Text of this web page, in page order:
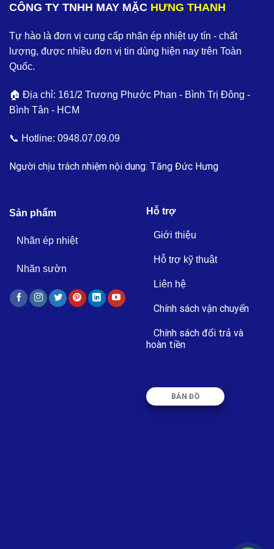
CÔNG TY TNHH MAY MẶC HƯNG THANH
Tự hào là đơn vị cung cấp nhãn ép nhiệt uy tín - chất
lượng, được nhiều đơn vị tin dùng hiện nay trên Toàn
Quốc.
🏠 Địa chỉ: 161/2 Trương Phước Phan - Bình Trị Đông -
Bình Tân - HCM
📞 Hotline: 0948.07.09.09
Người chịu trách nhiệm nội dung: Tăng Đức Hưng
Sản phẩm
Nhãn ép nhiệt
Nhãn sườn
Hỗ trợ
Giới thiệu
Hỗ trợ kỹ thuật
Liên hệ
Chính sách vận chuyển
Chính sách đổi trả và
hoàn tiền
BẢN ĐỒ